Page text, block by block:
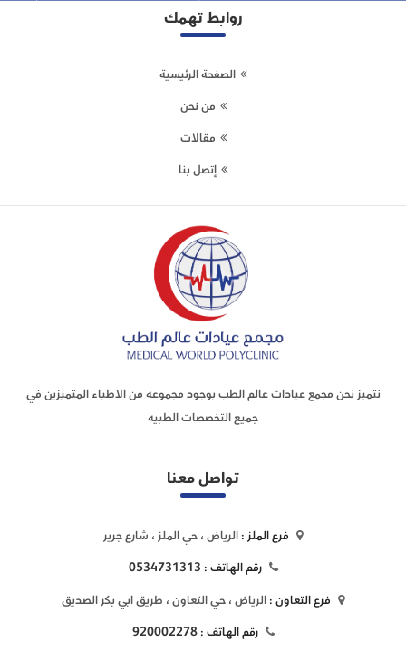
روابط تهمك
الصفحة الرئيسية
من نحن
مقالات
إتصل بنا
نتميز نحن مجمع عيادات عالم الطب بوجود مجموعه من الاطباء المتميزين في
جميع التخصصات الطبيه
تواصل معنا
فرع الملز :الرياض ، حي الملز ، شارع جرير
رقم الهاتف :0534731313
فرع التعاون :الرياض ، حي التعاون ، طريق ابي بكر الصديق
رقم الهاتف :920002278